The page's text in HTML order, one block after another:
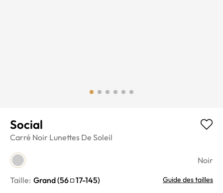
Social
Carré Noir Lunettes De Soleil
Noir
Taille: Grand(56 17-145) Guide des tailles